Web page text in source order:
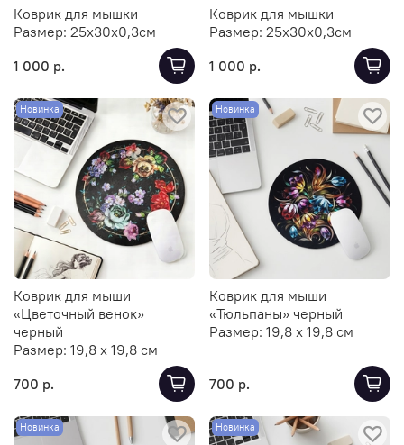
Коврик для мышки
Размер: 25х30х0,3см
1 000 р.
Коврик для мышки
Размер: 25х30х0,3см
1 000 р.
Новинка
Коврик для мыши
«Цветочный венок»
черный
Размер: 19,8 х 19,8 см
700 р.
Новинка
Коврик для мыши
«Тюльпаны» черный
Размер: 19,8 х 19,8 см
700 р.
Новинка Новинка